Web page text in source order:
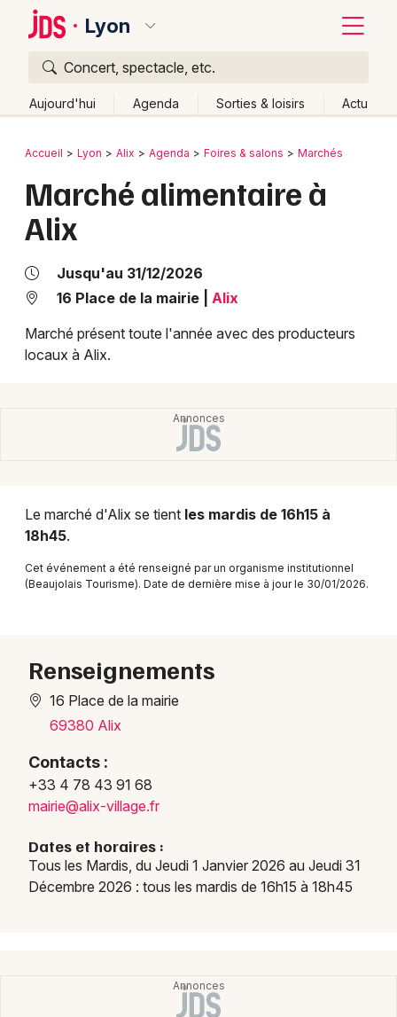
Lyon
Concert, spectacle, etc.
Aujourd'hui Agenda Sorties & loisirs Actu
Publier un événement
Grands événements
Activité & Expérience
Manifestations
Sports
Soirées
Sorties & loisirs
Marchés dans le Rhône
Marchés en Rhône-Alpes
Marchés en Auvergne-Rhône-Alpes
Bordeaux
Colmar
Lyon
Marseille
Paris
Toulouse
Retour
Accueil Lyon Alix Agenda Foires & salons Marchés
Marché alimentaire à
Alix
Jusqu'au 31/12/2026
16 Place de la mairie
Alix
Marché présent toute l'année avec des producteurs
locaux à Alix.
Le marché d'Alix se tient les mardis de 16h15 à
18h45.
Cet événement a été renseigné par un organisme institutionnel
(Beaujolais Tourisme). Date de dernière mise à jour le 30/01/2026.
Renseignements
16 Place de la mairie
69380 Alix
Contacts :
+33 4 78 43 91 68
mairie@alix-village.fr
Dates et horaires :
Tous les Mardis, du Jeudi 1 Janvier 2026 au Jeudi 31
Décembre 2026 : tous les mardis de 16h15 à 18h45
Quoi ?
Où ?
Près de moi
Changer de lieu
Quand ?
Aujourd'hui
Demain Ce week-end